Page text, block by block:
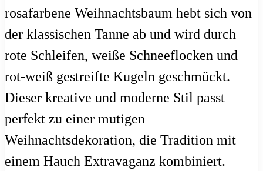
rosafarbene Weihnachtsbaum hebt sich von
der klassischen Tanne ab und wird durch
rote Schleifen, weiße Schneeflocken und
rot-weiß gestreifte Kugeln geschmückt.
Dieser kreative und moderne Stil passt
perfekt zu einer mutigen
Weihnachtsdekoration, die Tradition mit
einem Hauch Extravaganz kombiniert.